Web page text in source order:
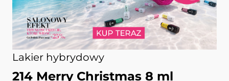
Lakier hybrydowy
214 Merry Christmas 8 ml